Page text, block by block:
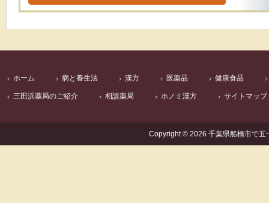
ホーム 病と養生法 漢方 医薬品 健康食品
三田浜薬局のご紹介 相談薬局 ホノミ漢方 サイトマップ
Copyright © 2026 千葉県船橋市で五